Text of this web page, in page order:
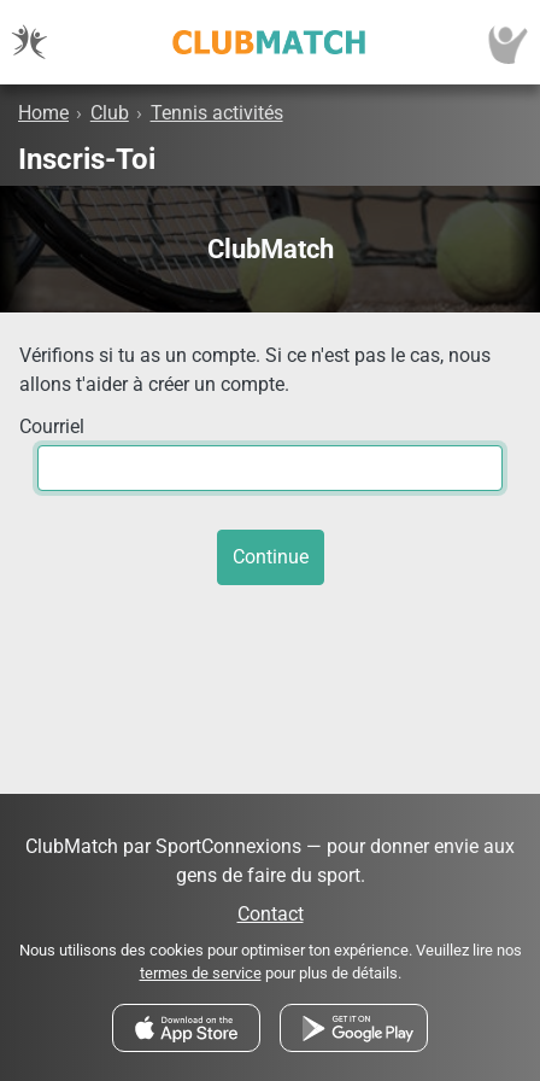
Home › Club › Tennis activités
Inscris-Toi
ClubMatch
Vérifions si tu as un compte. Si ce n'est pas le cas, nous
allons t'aider à créer un compte.
Courriel
Continue
ClubMatch par SportConnexions — pour donner envie aux
gens de faire du sport.
Contact
Nous utilisons des cookies pour optimiser ton expérience. Veuillez lire nos
termes de servicepour plus de détails.